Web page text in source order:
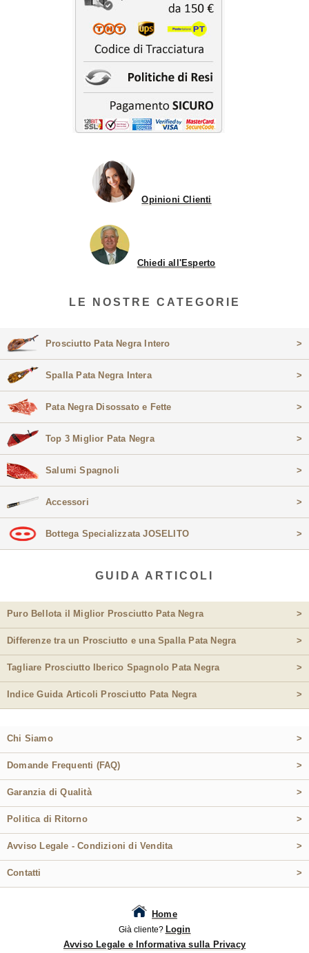
Opinioni Clienti
Chiedi all'Esperto
LE NOSTRE CATEGORIE
Prosciutto Pata Negra Intero >
Spalla Pata Negra Intera >
Pata Negra Disossato e Fette >
Top 3 Miglior Pata Negra >
Salumi Spagnoli >
Accessori >
Bottega Specializzata JOSELITO >
GUIDA ARTICOLI
Puro Bellota il Miglior Prosciutto Pata Negra >
Differenze tra un Prosciutto e una Spalla Pata Negra >
Tagliare Prosciutto Iberico Spagnolo Pata Negra >
Indice Guida Articoli Prosciutto Pata Negra >
Chi Siamo >
Domande Frequenti (FAQ) >
Garanzia di Qualità >
Politica di Ritorno >
Avviso Legale - Condizioni di Vendita >
Contatti >
Home
Già cliente? Login
Avviso Legale e Informativa sulla Privacy